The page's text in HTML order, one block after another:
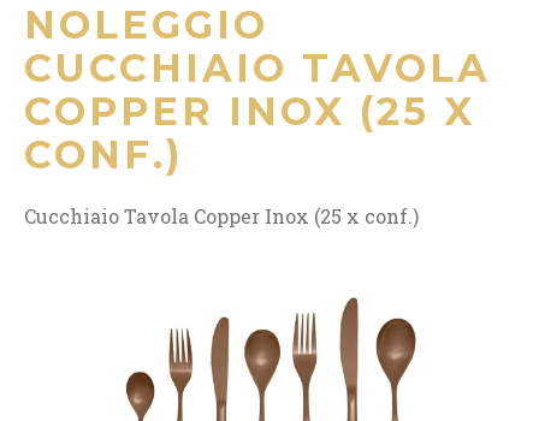
NOLEGGIO
CUCCHIAIO TAVOLA
COPPER INOX (25 X
CONF.)
Cucchiaio Tavola Copper Inox (25 x conf.)